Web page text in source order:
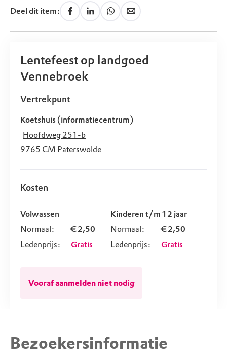
Deel dit item:
Lentefeest op landgoed
Vennebroek
Vertrekpunt
Koetshuis (informatiecentrum)
Hoofdweg 251-b
9765 CM Paterswolde
Kosten
Volwassen
Normaal:
€ 2,50
Ledenprijs:
Gratis
Kinderen t/m 12 jaar
Normaal:
€ 2,50
Ledenprijs:
Gratis
Vooraf aanmelden niet nodig
Bezoekersinformatie